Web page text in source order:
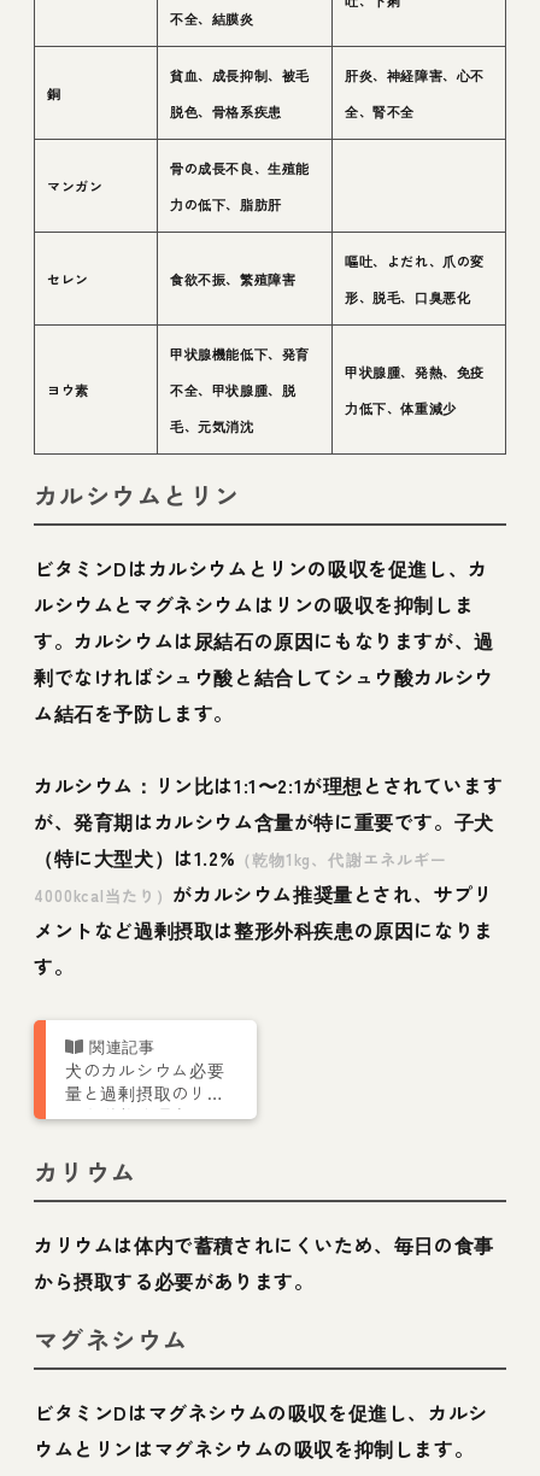
不全、結膜炎
銅
貧血、成長抑制、被毛
脱色、骨格系疾患
肝炎、神経障害、心不
全、腎不全
マンガン
骨の成長不良、生殖能
力の低下、脂肪肝
セレン 食欲不振、繁殖障害
嘔吐、よだれ、爪の変
形、脱毛、口臭悪化
ヨウ素
甲状腺機能低下、発育
不全、甲状腺腫、脱
毛、元気消沈
甲状腺腫、発熱、免疫
力低下、体重減少
カルシウムとリン
ビタミンDはカルシウムとリンの吸収を促進し、カ
ルシウムとマグネシウムはリンの吸収を抑制しま
す。カルシウムは尿結石の原因にもなりますが、過
剰でなければシュウ酸と結合してシュウ酸カルシウ
ム結石を予防します。
カルシウム：リン比は1:1〜2:1が理想とされています
が、発育期はカルシウム含量が特に重要です。子犬
（特に大型犬）は1.2% （乾物1kg、代謝エネルギー
4000kcal当たり） がカルシウム推奨量とされ、サプリ
メントなど過剰摂取は整形外科疾患の原因になりま
す。
犬のカルシウム必要
量と過剰摂取のリス
クを栄養管理士が解
カリウム
カリウムは体内で蓄積されにくいため、毎日の食事
から摂取する必要があります。
マグネシウム
ビタミンDはマグネシウムの吸収を促進し、カルシ
ウムとリンはマグネシウムの吸収を抑制します。